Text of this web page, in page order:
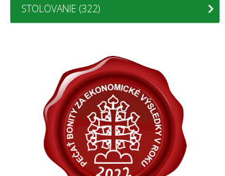
STOLOVANIE (322)